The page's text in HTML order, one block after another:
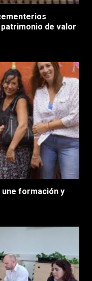
de valor
une formación y